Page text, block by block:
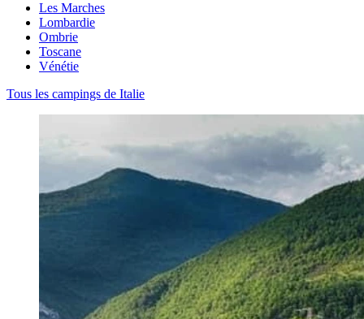
Les Marches
Lombardie
Ombrie
Toscane
Vénétie
Tous les campings de Italie